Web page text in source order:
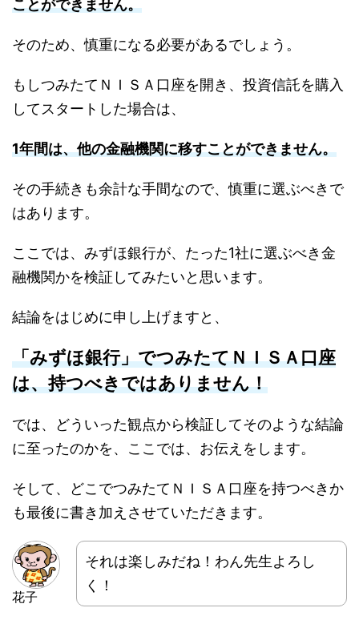
ことができません。
そのため、慎重になる必要があるでしょう。
もしつみたてＮＩＳＡ口座を開き、投資信託を購入
してスタートした場合は、
1年間は、他の金融機関に移すことができません。
その手続きも余計な手間なので、慎重に選ぶべきで
はあります。
ここでは、みずほ銀行が、たった1社に選ぶべき金
融機関かを検証してみたいと思います。
結論をはじめに申し上げますと、
「みずほ銀行」でつみたてＮＩＳＡ口座
は、持つべきではありません！
では、どういった観点から検証してそのような結論
に至ったのかを、ここでは、お伝えをします。
そして、どこでつみたてＮＩＳＡ口座を持つべきか
も最後に書き加えさせていただきます。
花子
それは楽しみだね！わん先生よろし
く！